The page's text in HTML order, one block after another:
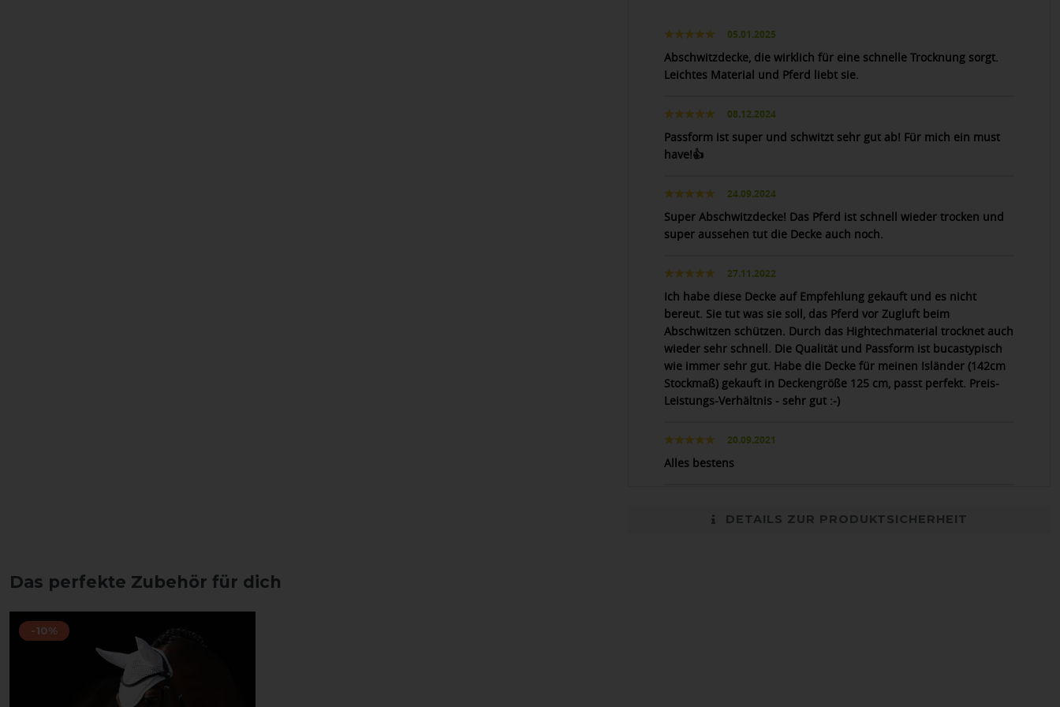
05.01.2025
Abschwitzdecke, die wirklich für eine schnelle Trocknung sorgt.
Leichtes Material und Pferd liebt sie.
08.12.2024
Passform ist super und schwitzt sehr gut ab! Für mich ein must
have!👍
24.09.2024
Super Abschwitzdecke! Das Pferd ist schnell wieder trocken und
super aussehen tut die Decke auch noch.
27.11.2022
Ich habe diese Decke auf Empfehlung gekauft und es nicht
bereut. Sie tut was sie soll, das Pferd vor Zugluft beim
Abschwitzen schützen. Durch das Hightechmaterial trocknet auch
wieder sehr schnell. Die Qualität und Passform ist bucastypisch
wie immer sehr gut. Habe die Decke für meinen Isländer (142cm
Stockmaß) gekauft in Deckengröße 125 cm, passt perfekt. Preis-
Leistungs-Verhältnis - sehr gut :-)
20.09.2021
Alles bestens
DETAILS ZUR PRODUKTSICHERHEIT
Das perfekte Zubehör für dich
-10%